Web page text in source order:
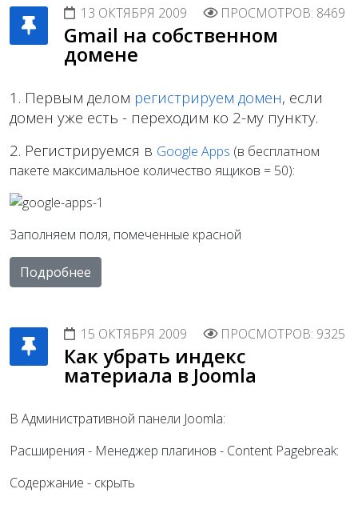
13 ОКТЯБРЯ 2009 ПРОСМОТРОВ: 8469
Gmail на собственном
домене
1. Первым делом регистрируем домен, если
домен уже есть - переходим ко 2-му пункту.
2. Регистрируемся в Google Apps (в бесплатном
пакете максимальное количество ящиков = 50):
Заполняем поля, помеченные красной
Подробнее
15 ОКТЯБРЯ 2009 ПРОСМОТРОВ: 9325
Как убрать индекс
материала в Joomla
В Административной панели Joomla:
Расширения - Менеджер плагинов - Content Pagebreak:
Содержание - скрыть